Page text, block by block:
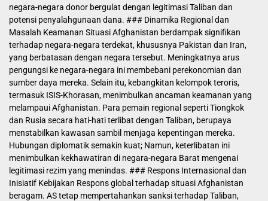
negara-negara donor bergulat dengan legitimasi Taliban dan
potensi penyalahgunaan dana. ### Dinamika Regional dan
Masalah Keamanan Situasi Afghanistan berdampak signifikan
terhadap negara-negara terdekat, khususnya Pakistan dan Iran,
yang berbatasan dengan negara tersebut. Meningkatnya arus
pengungsi ke negara-negara ini membebani perekonomian dan
sumber daya mereka. Selain itu, kebangkitan kelompok teroris,
termasuk ISIS-Khorasan, menimbulkan ancaman keamanan yang
melampaui Afghanistan. Para pemain regional seperti Tiongkok
dan Rusia secara hati-hati terlibat dengan Taliban, berupaya
menstabilkan kawasan sambil menjaga kepentingan mereka.
Hubungan diplomatik semakin kuat; Namun, keterlibatan ini
menimbulkan kekhawatiran di negara-negara Barat mengenai
legitimasi rezim yang menindas. ### Respons Internasional dan
Inisiatif Kebijakan Respons global terhadap situasi Afghanistan
beragam. AS tetap mempertahankan sanksi terhadap Taliban,